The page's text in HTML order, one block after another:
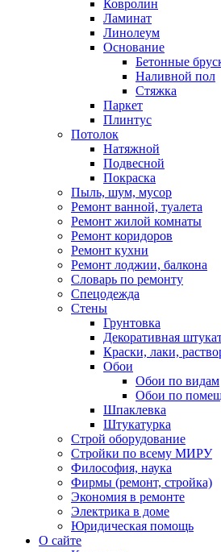
Ковролин
Ламинат
Линолеум
Основание
Бетонные
Наливной пол
Стяжка
Паркет
Плинтус
Потолок
Натяжной
Подвесной
Покраска
Пыль, шум, мусор
Ремонт ванной, туалета
Ремонт жилой комнаты
Ремонт коридоров
Ремонт кухни
Ремонт лоджии, балкона
Словарь по ремонту
Спецодежда
Стены
Грунтовка
Декоративная
Краски, лаки,
Обои
Обои по видам
Обои по
Шпаклевка
Штукатурка
Строй оборудование
Стройки по всему МИРУ
Философия, наука
Фирмы (ремонт, стройка)
Экономия в ремонте
Электрика в доме
Юридическая помощь
О сайте